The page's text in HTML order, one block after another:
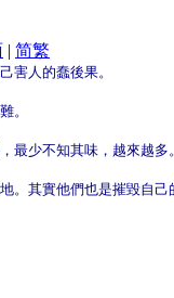
| 简繁
害人的蠢後果。
。
最少不知其味，越來越多。
。其實他們也是摧毀自己